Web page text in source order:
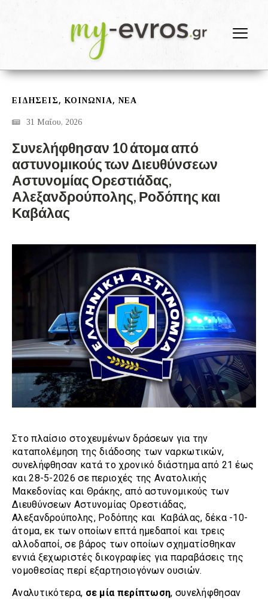
ΕΙΔΗΣΕΙΣ ,ΚΟΙΝΩΝΙΑ, ΝΕΑ
31 Μαΐου, 2026
Συνελήφθησαν 10 άτομα από
αστυνομικούς των Διευθύνσεων
Αστυνομίας Ορεστιάδας,
Αλεξανδρούπολης, Ροδόπης και
Καβάλας
Στο πλαίσιο στοχευμένων δράσεων για την
καταπολέμηση της διάδοσης των ναρκωτικών,
συνελήφθησαν κατά το χρονικό διάστημα από 21 έως
και 28-5-2026 σε περιοχές της Ανατολικής
Μακεδονίας και Θράκης, από αστυνομικούς των
Διευθύνσεων Αστυνομίας Ορεστιάδας,
Αλεξανδρούπολης, Ροδόπης και Καβάλας, δέκα -10-
άτομα, εκ των οποίων επτά ημεδαποί και τρεις
αλλοδαποί, σε βάρος των οποίων σχηματίσθηκαν
εννιά ξεχωριστές δικογραφίες για παραβάσεις της
νομοθεσίας περί εξαρτησιογόνων ουσιών.
Αναλυτικότερα, σε μία περίπτωση, συνελήφθησαν